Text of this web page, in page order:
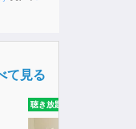
て見る
聴き放題